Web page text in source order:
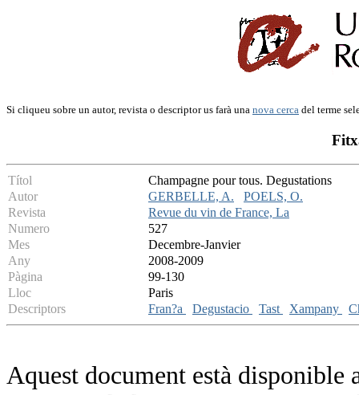
Si cliqueu sobre un autor, revista o descriptor us farà una nova cerca del terme
Títol
Champagne pour tous. Degustations
Autor
GERBELLE, A.
POELS, O.
Revista
Revue du vin de France, La
Numero
527
Mes
Decembre-Janvier
Any
2008-2009
Pàgina
99-130
Lloc
Paris
Descriptors
Fran?a Degustacio Tast Xampany
Aquest document està